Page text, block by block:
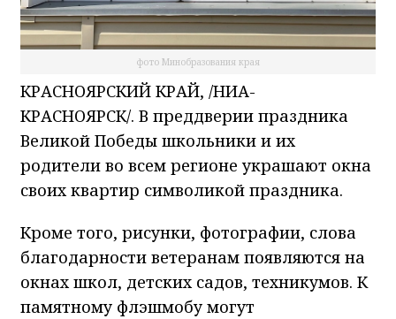
фото Минобразования края
КРАСНОЯРСКИЙ КРАЙ, /НИА-
КРАСНОЯРСК/. В преддверии праздника
Великой Победы школьники и их
родители во всем регионе украшают окна
своих квартир символикой праздника.
Кроме того, рисунки, фотографии, слова
благодарности ветеранам появляются на
окнах школ, детских садов, техникумов. К
памятному флэшмобу могут